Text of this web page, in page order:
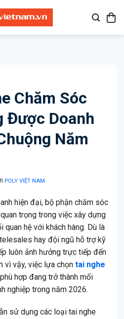
Chăm Sóc
Được Doanh
Năm
POLY VIỆT NAM
hiện đại, bộ phận chăm sóc
trọng trong việc xây dựng
hệ với khách hàng. Dù là
hay đội ngũ hỗ trợ kỹ
luôn ảnh hưởng trực tiếp đến
vì vậy, việc lựa chọn tai nghe
phù hợp đang trở thành mối
nghiệp trong năm 2026.
sử dụng các loại tai nghe